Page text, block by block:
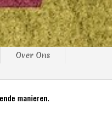
Over Ons
manieren.